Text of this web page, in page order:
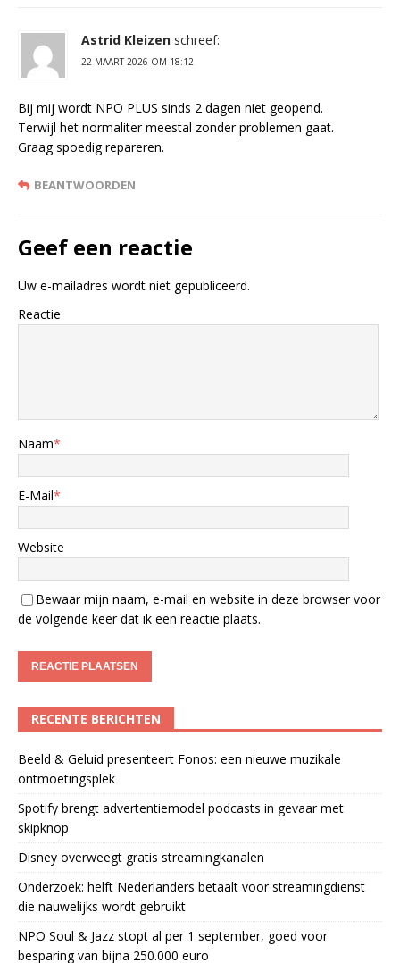
Astrid Kleizen schreef:
22 MAART 2026 OM 18:12
Bij mij wordt NPO PLUS sinds 2 dagen niet geopend.
Terwijl het normaliter meestal zonder problemen gaat.
Graag spoedig repareren.
BEANTWOORDEN
Geef een reactie
Uw e-mailadres wordt niet gepubliceerd.
Reactie
Naam*
E-Mail*
Website
Bewaar mijn naam, e-mail en website in deze browser voor
de volgende keer dat ik een reactie plaats.
RECENTE BERICHTEN
Beeld & Geluid presenteert Fonos: een nieuwe muzikale
ontmoetingsplek
Spotify brengt advertentiemodel podcasts in gevaar met
skipknop
Disney overweegt gratis streamingkanalen
Onderzoek: helft Nederlanders betaalt voor streamingdienst
die nauwelijks wordt gebruikt
NPO Soul & Jazz stopt al per 1 september, goed voor
besparing van bijna 250.000 euro